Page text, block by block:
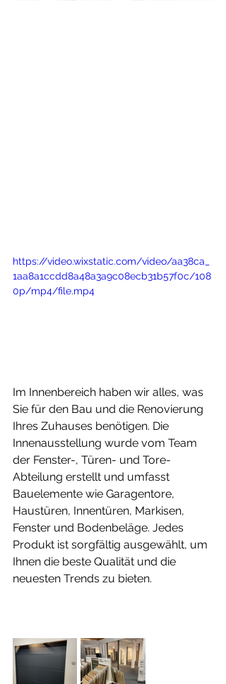
https://video.wixstatic.com/video/aa38ca_
1aa8a1ccdd8a48a3a9c08ecb31b57f0c/108
0p/mp4/file.mp4
Im Innenbereich haben wir alles, was
Sie für den Bau und die Renovierung
Ihres Zuhauses benötigen. Die
Innenausstellung wurde vom Team
der Fenster-, Türen- und Tore-
Abteilung erstellt und umfasst
Bauelemente wie Garagentore,
Haustüren, Innentüren, Markisen,
Fenster und Bodenbeläge. Jedes
Produkt ist sorgfältig ausgewählt, um
Ihnen die beste Qualität und die
neuesten Trends zu bieten.